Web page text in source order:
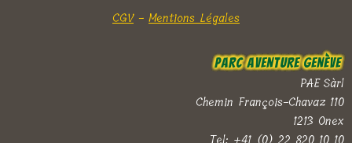
CGV- Mentions Légales
Parc Aventure Genève
PAE Sàrl
Chemin François-Chavaz 110
1213 Onex